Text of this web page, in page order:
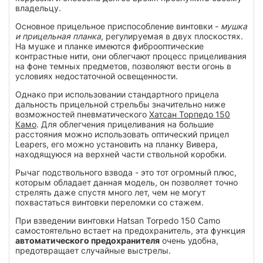
владельцу.
Основное прицельное приспособление винтовки - мушка
и прицельная планка, регулируемая в двух плоскостях.
На мушке и планке имеются фиброоптические
контрастные нити, они облегчают процесс прицеливания
на фоне темных предметов, позволяют вести огонь в
условиях недостаточной освещенности.
Однако при использовании стандартного прицела
дальность прицельной стрельбы значительно ниже
возможностей пневматического Хатсан Торпедо 150
Камо. Для облегчения прицеливания на большие
расстояния можно использовать оптический прицел
Leapers, его можно установить на планку Вивера,
находящуюся на верхней части ствольной коробки.
Рычаг подствольного взвода - это тот огромный плюс,
которым обладает данная модель, он позволяет точно
стрелять даже спустя много лет, чем не могут
похвастаться винтовки переломки со стажем.
При взведении винтовки Hatsan Torpedo 150 Camo
самостоятельно встает на предохранитель, эта функция
автоматического предохранителя очень удобна,
предотвращает случайные выстрелы.